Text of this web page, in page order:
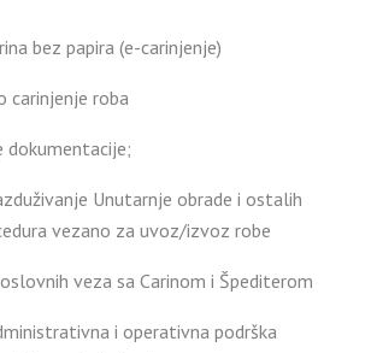
bez papira (e-carinjenje)
carinjenje roba
dokumentacije;
Unutarnje obrade i ostalih
vezano za uvoz/izvoz robe
veza sa Carinom i Špediterom
i operativna podrška